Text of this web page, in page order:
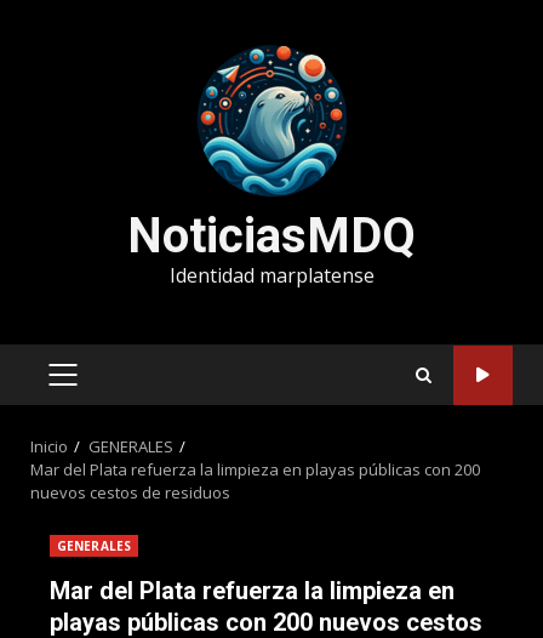
NoticiasMDQ
Identidad marplatense
MENÚ
Inicio
GENERALES
Mar del Plata refuerza la limpieza en playas públicas con 200
nuevos cestos de residuos
GENERALES
Mar del Plata refuerza la limpieza en
playas públicas con 200 nuevos cestos